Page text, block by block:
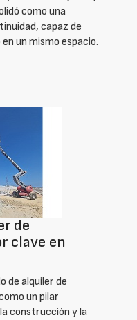
como una
capaz de
un mismo espacio.
de
clave en
de alquiler de
un pilar
construcción y la